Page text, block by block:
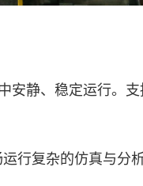
安静、稳定运行
行复杂的仿真与分析